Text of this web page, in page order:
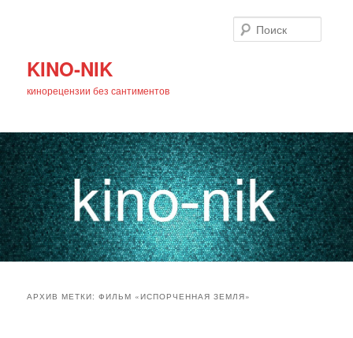
KINO-NIK
кинорецензии без сантиментов
АРХИВ МЕТКИ:ФИЛЬМ «ИСПОРЧЕННАЯ ЗЕМЛЯ»